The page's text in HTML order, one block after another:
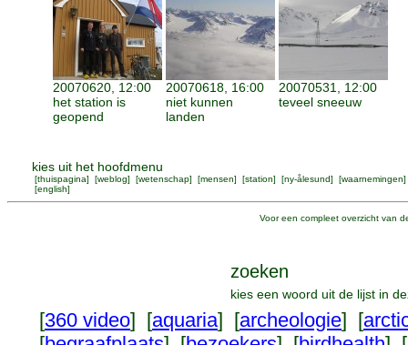
20070620, 12:00
het station is
geopend
20070618, 16:00
niet kunnen
landen
20070531, 12:00
teveel sneeuw
kies uit het hoofdmenu
[thuispagina] [weblog] [wetenschap] [mensen] [station] [ny-ålesund] [waarnemingen
[english]
Voor een compleet overzicht van
zoeken
kies een woord uit de lijst in
[360 video] [aquaria] [archeologie] [